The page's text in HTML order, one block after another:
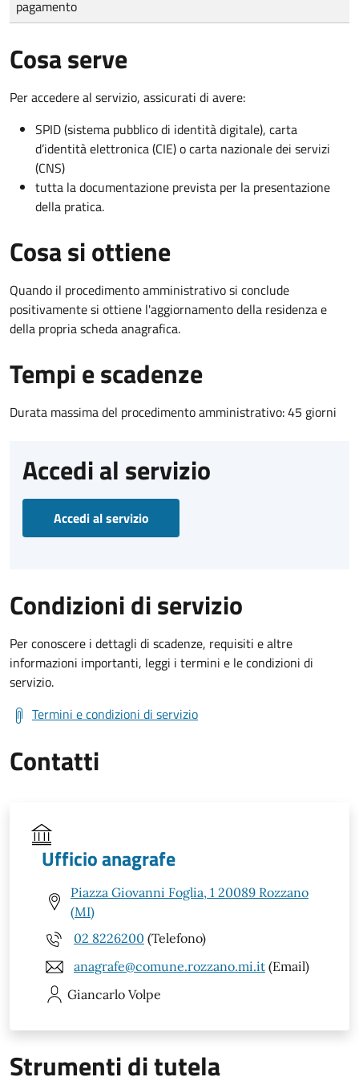
pagamento
Cosa serve
Per accedere al servizio, assicurati di avere:
SPID (sistema pubblico di identità digitale), carta
d’identità elettronica (CIE) o carta nazionale dei servizi
(CNS)
tutta la documentazione prevista per la presentazione
della pratica.
Cosa si ottiene
Quando il procedimento amministrativo si conclude
positivamente si ottiene l'aggiornamento della residenza e
della propria scheda anagrafica.
Tempi e scadenze
Durata massima del procedimento amministrativo: 45 giorni
Accedi al servizio
Accedi al servizio
Condizioni di servizio
Per conoscere i dettagli di scadenze, requisiti e altre
informazioni importanti, leggi i termini e le condizioni di
servizio.
Termini e condizioni di servizio
Contatti
Ufficio anagrafe
Piazza Giovanni Foglia, 1 20089 Rozzano
(MI)
02 8226200 (Telefono)
anagrafe@comune.rozzano.mi.it (Email)
Giancarlo Volpe
Strumenti di tutela